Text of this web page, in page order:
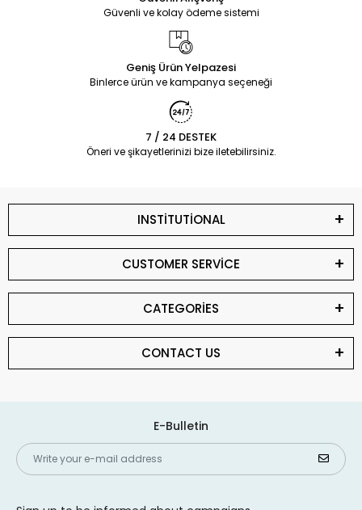
Güvenli ve kolay ödeme sistemi
Geniş Ürün Yelpazesi
Binlerce ürün ve kampanya seçeneği
7 / 24 DESTEK
Öneri ve şikayetlerinizi bize iletebilirsiniz.
INSTİTUTİONAL
CUSTOMER SERVİCE
CATEGORİES
CONTACT US
E-Bulletin